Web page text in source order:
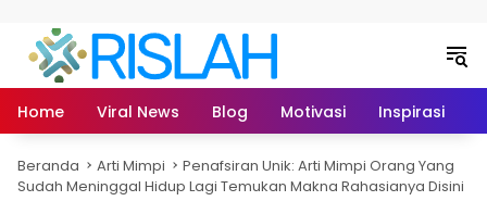
Home Viral News Blog Motivasi Inspirasi
Beranda Arti Mimpi
Penafsiran Unik: Arti Mimpi Orang Yang
Sudah Meninggal Hidup Lagi Temukan Makna Rahasianya Disini